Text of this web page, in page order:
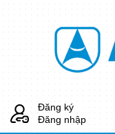
Đăng ký
Đăng nhập